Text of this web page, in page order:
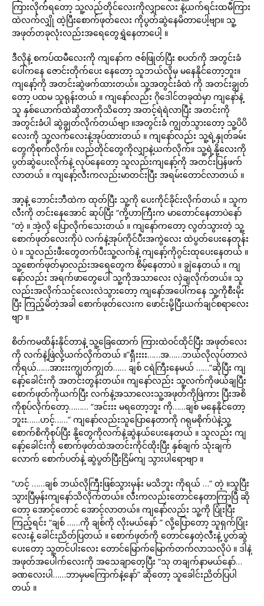
ကြားလိုက်ရတော့ သူ့လည်တိုင်လေးကိုလျှာလေး နဲ့ယက်ရင်းထမီကြား
ထဲလက်လျှို ထဲ့ပြီးစောက်ဖုတ်လေး ကိုပွတ်ဆွဲနေမိတာပေါ့ဗျာ။ သူ့
အဖုတ်တခုလုံးလည်းအရေတွေရွှဲနေတာပေါ့ ။
ဒီလိုနဲ့ စကပ်ထမီလေးကို ကျနော်က ဇစ်ဖြုတ်ပြီး စပတ်ကို အတွင်းခံ
ပေါ်ကနေ ဇောင်းတိုက်ပေး နေတော့ သူဘယ်လိုမှ မနေနိုင်တော့ဘူး။
ကျနော့်ကို အတင်းဆွဲဖက်ထားတယ်။ သူ့အတွင်းခံထဲ ကို အတင်းချွတ်
တော့ ပထမ သူရုန်းတယ် ။ ကျနော်လည်း ဂိုဒေါင်တခုထဲမှာ ကျနော်နဲ့
သူ နှစ်ယောက်ထဲဆိုတာကိုသိတော့ အတင့်ရဲရဲလာပြီး အတင်းကို
အတွင်းခံပါ ဆွဲချွတ်လိုက်တယ်ဗျာ ။အတွင်းခံ ကျွတ်သွားတော့ သူ့ပိပိ
လေးကို သူ့လက်လေးနဲ့အုပ်ထားတယ် ။ ကျနော်လည်း သူ့ရဲ့နှုတ်ခမ်း
တွေကိုစုက်လိုက်။ လည်တိုင်တွေကိုလျှာနဲ့ယက်လိုက်။ သူ့ရဲ့နို့လေးကို
ပွတ်ဆွဲပေးလိုက်နဲ့ လုပ်နေတော့ သူလည်းကျနော့်ကို အတင်းပြန်ဖက်
လာတယ် ။ ကျနော့်လီးကလည်းမာတင်းပြီး အရမ်းတောင်လာတယ် ။
အာ့နဲ့ ဘောင်းဘီထဲက ထုတ်ပြီး သူ့ကို ပေးကိုင်ခိုင်းလိုက်တယ် ။ သူက
လီးကို တင်းနေအောင် ဆုပ်ပြီး “ကို့ဟာကြီးက မာတောင်နေတာပဲနော်
“တဲ့ ။ အဲ့လို ပြောလိုက်သေးတယ် ။ ကျနော်ကတော့ လွတ်သွားတဲ့ သူ့
စောက်ဖုတ်လေးကိုပဲ လက်နဲ့အုပ်ကိုင်ပီးအကွဲလေး ထဲပွတ်ပေးနေတုန်း
ပဲ ။ သူလည်းဖီးတွေတက်ပီးသူ့လက်နဲ့ ကျနော့်ကိုဂွင်းထုပေးနေတယ် ။
သူ့စောက်ဖုတ်မှာလည်းအရေတွေက စိမ့်နေတာပဲ ။ ချွဲနေတယ် ။ ကျ
နော်လည်း အရက်ဖာတွေပေါ် သူ့ကိုအသာလေး လှဲချလိုက်တယ်။ သူ
လည်းအလိုက်သင့်လေးလဲသွားတော့ ကျနော်အပေါ်ကနေ သူ့ကိုစီးမိုး
ပြီး ကြည့်မိတဲ့အခါ စောက်ဖုတ်လေးက ဖောင်းမို့ပြီးယက်ချင်စရာလေး
ဗျာ ။
စိတ်ကမထိန်းနိုင်တာနဲ့ သူ့ခြေထောက် ကြားထဲဝင်ထိုင်ပြီး အဖုတ်လေး
ကို လက်နဲ့ဖြဲလို့ယက်လိုက်တယ် ။”ရှီးးးး……အ……ဘယ်လိုလုပ်တာလဲ
ကိုရယ်……အားးးကျွတ်ကျွတ်…… ချစ် ငရဲကြီးနေမယ် ……”ဆိုပြီး ကျ
နော့်ခေါင်းကို အတင်းတွန်းတယ်။ ကျနော်လည်း သူ့လက်ကိုဖယ်ချပြီး
စောက်ဖုတ်ကိုယက်ပြီး လက်နဲ့အသာလေးသူ့အဖုတ်ကိုဖြဲကား ပြီးအစိ
ကိုစုပ်လိုက်တော့……… “အင်းးး မရတော့ဘူး ကို……ချစ် မနေနိုင်တော့
ဘူးး……ဟင့်……” ကျနော်လည်းသူပြောနေတာကို ဂရုမစိုက်ပဲနဲ့သူ့
စောက်စိကိုစုပ်ပြီး နို့တွေကိုလက်နဲ့ဆွဲနယ်ပေးနေတယ် ။ သူလည်း ကျ
နော့်ခေါင်းကို စောက်ဖုတ်ထဲအတင်းကိုင်ထိုးပြီး နှစ်ချက် သုံးချက်
လောက် စောက်ပတ်နဲ့ ဆွဲပွတ်ပြီးငြိမ်ကျ သွားပါရောဗျာ ။
“ဟင့် ……ချစ် ဘယ်လိုကြီးဖြစ်သွားမှန်း မသိဘူး ကိုရယ် …” တဲ့ ။သူပြီး
သွားပြီမှန်းကျနော်သိလိုက်တယ်။ လီးကလည်းတောင်နေတာကြာပြီ ဆို
တော့ အောင့်တောင် အောင့်လာတယ်။ ကျနော်လည်း သူ့ကို ပြုံးပြီး
ကြည့်ရင်း “ချစ် ……ကို ချစ်ကို လိုးမယ်နော် ” လို့ပြောတော့ သူရှက်ပြုံး
လေးနဲ့ ခေါင်းညိတ်ပြတယ် ။ စောက်ဖုတ်ကို တောင်နေတဲ့လီးနဲ့ ပွတ်ဆွဲ
ပေးတော့ သူ့တင်ပါးလေး တောင်မြောက်မြောက်တက်လာသလိုပဲ ။ ဒါနဲ့
အဖုတ်အပေါက်လေးကို အသေချာတေ့ပြီး “သု တချက်နာမယ်နော်…
ခဏလေးပါ……ဘာမှမကြောက်နဲ့နော်” ဆိုတော့ သူခေါင်းညိတ်ပြပါ
တယ် ။